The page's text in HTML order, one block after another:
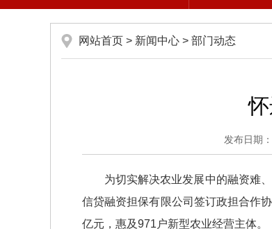
网站首页 > 新闻中心 > 部门动态
发布日期
为切实解决农业发展中的融资难
信贷融资担保有限公司签订政担合作
亿元，惠及971户新型农业经营主体。